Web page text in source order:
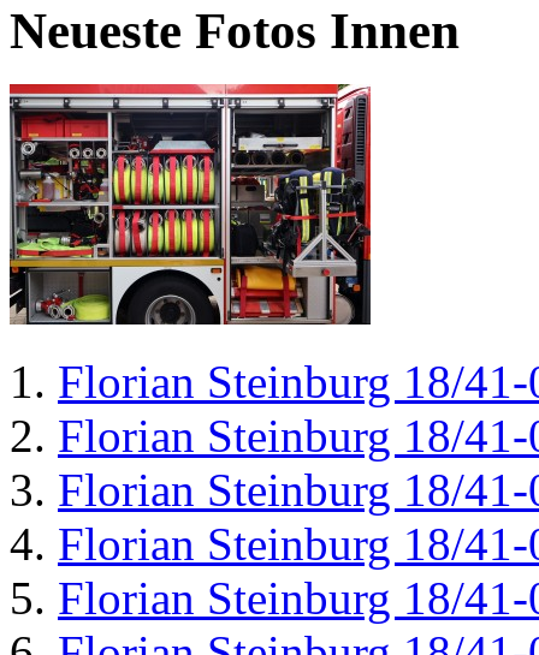
Neueste Fotos Innen
Florian Steinburg 18/41-
Florian Steinburg 18/41-
Florian Steinburg 18/41-
Florian Steinburg 18/41-
Florian Steinburg 18/41-